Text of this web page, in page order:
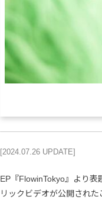
[2024.07.26 UPDATE]
EP『FlowinTokyo』より表
リックビデオが公開された